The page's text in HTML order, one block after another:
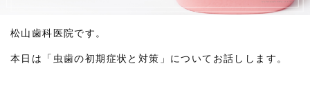
松山歯科医院です。
本日は「虫歯の初期症状と対策」についてお話しします。